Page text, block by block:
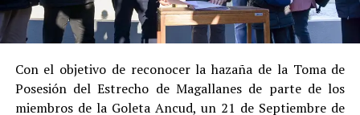
Estas circunstancias jurídicas, sumadas al
procedimiento abreviado, redujeron la posibilidad de un
cumplimiento efectivo en recinto penitenciario.
Indemnización a la víctima y nueva investigación
Con el objetivo de reconocer la hazaña de la Toma de
Posesión del Estrecho de Magallanes de parte de los
miembros de la Goleta Ancud, un 21 de Septiembre de